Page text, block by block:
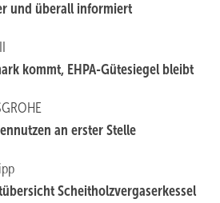
und überall informiert
kommt, EHPA-Gütesiegel bleibt
an erster Stelle
Scheitholzvergaserkessel